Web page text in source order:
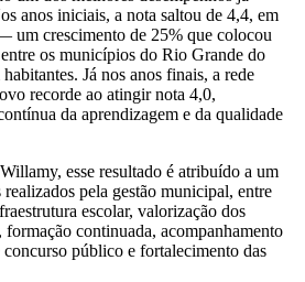
anos iniciais, a nota saltou de 4,4, em
um crescimento de 25% que colocou
os municípios do Rio Grande do
Já nos anos finais, a rede
recorde ao atingir nota 4,0,
da aprendizagem e da qualidade
esse resultado é atribuído a um
pela gestão municipal, entre
escolar, valorização dos
continuada, acompanhamento
público e fortalecimento das